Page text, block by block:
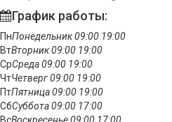
График работы:
ПнПонедельник09:00 19:00
ВтВторник09:00 19:00
СрСреда09:00 19:00
ЧтЧетверг09:00 19:00
ПтПятница09:00 19:00
СбСуббота09:00 17:00
ВсВоскресенье09:00 17:00